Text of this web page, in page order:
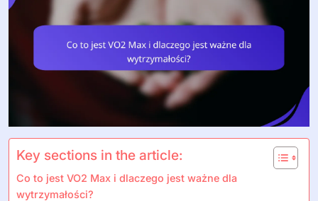
Key sections in the article:
Co to jest VO2 Max i dlaczego jest ważne dla
wytrzymałości?